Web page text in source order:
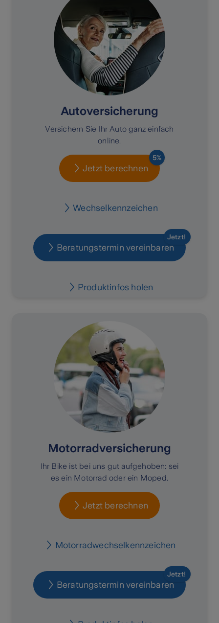
Autoversicherung
Versichern Sie Ihr Auto ganz einfach
online.
Jetzt berechnen
5%
Wechselkennzeichen
Beratungstermin vereinbaren
Jetzt!
Produktinfos holen
Motorradversicherung
Ihr Bike ist bei uns gut aufgehoben: sei
es ein Motorrad oder ein Moped.
Jetzt berechnen
Motorradwechselkennzeichen
Beratungstermin vereinbaren
Jetzt!